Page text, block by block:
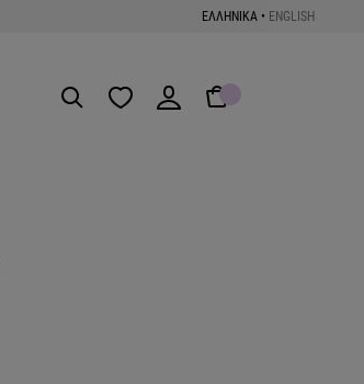
ΕΛΛΗΝΙΚΑ • ENGLISH